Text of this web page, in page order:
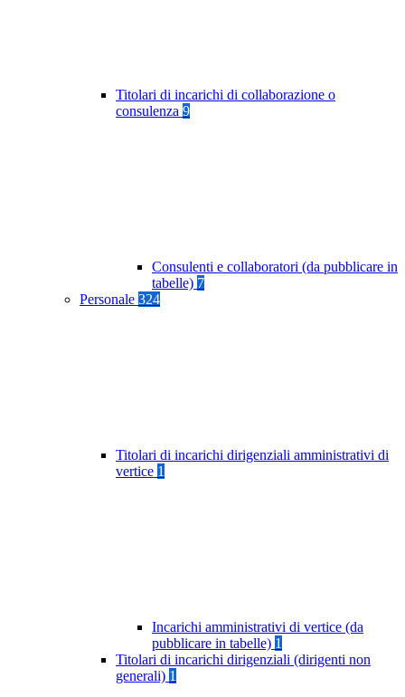
Titolari di incarichi di collaborazione o
consulenza 9
Consulenti e collaboratori (da pubblicare in
tabelle) 7
Personale 324
Titolari di incarichi dirigenziali amministrativi di
vertice 1
Incarichi amministrativi di vertice (da
pubblicare in tabelle) 1
Titolari di incarichi dirigenziali (dirigenti non
generali) 1